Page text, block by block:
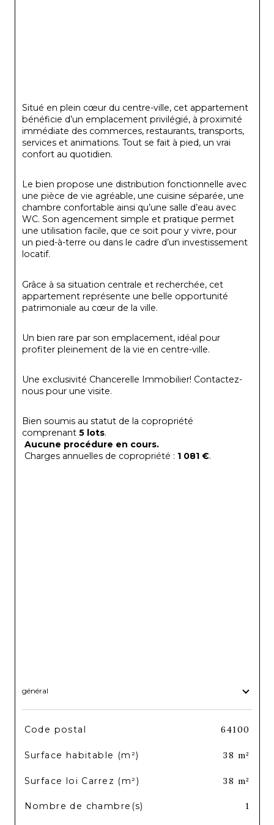
Situé en plein cœur du centre-ville, cet appartement
bénéficie d’un emplacement privilégié, à proximité
immédiate des commerces, restaurants, transports,
services et animations. Tout se fait à pied, un vrai
confort au quotidien.
Le bien propose une distribution fonctionnelle avec
une pièce de vie agréable, une cuisine séparée, une
chambre confortable ainsi qu’une salle d’eau avec
WC. Son agencement simple et pratique permet
une utilisation facile, que ce soit pour y vivre, pour
un pied-à-terre ou dans le cadre d’un investissement
locatif.
Grâce à sa situation centrale et recherchée, cet
appartement représente une belle opportunité
patrimoniale au cœur de la ville.
Un bien rare par son emplacement, idéal pour
profiter pleinement de la vie en centre-ville.
Une exclusivité Chancerelle Immobilier! Contactez-
nous pour une visite.
Bien soumis au statut de la copropriété
comprenant 5 lots.
Aucune procédure en cours.
Charges annuelles de copropriété : 1 081 €.
général
TRAD_SIROCCO_Caracteristique
Code postal 64100
Surface habitable (m²) 38 m²
Surface loi Carrez (m²) 38 m²
Nombre de chambre(s) 1